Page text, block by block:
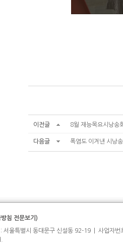
이전글 8월 재능목요시낭송
다음글 폭염도 이겨낸 시낭
침 전문보기)
서울특별시 동대문구 신설동 92-19 | 사업